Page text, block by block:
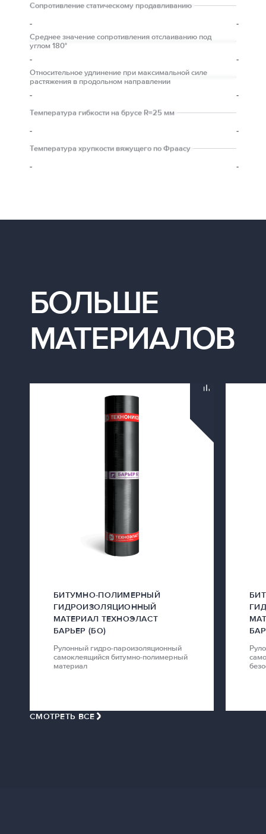
-
-
-
-
-
-
-
-
-
-
Сопротивление статическому продавливанию
Среднее значение сопротивления отслаиванию под
углом 180°
Относительное удлинение при максимальной силе
растяжения в продольном направлении
Температура гибкости на брусе R=25 мм
Температура хрупкости вяжущего по Фраасу
БОЛЬШЕ
МАТЕРИАЛОВ
БИТУМНО-ПОЛИМЕРНЫЙ
ГИДРОИЗОЛЯЦИОННЫЙ
МАТЕРИАЛ ТЕХНОЭЛАСТ
БАРЬЕР (БО)
Рулонный гидро-пароизоляционный
самоклеящийся битумно-полимерный
материал
СМОТРЕТЬ ВСЕ